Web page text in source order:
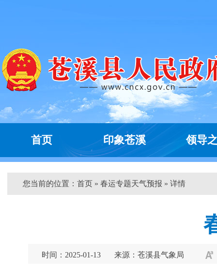
首页 印象苍溪 领导
您当前的位置： 首页 » 春运专题天气预报 » 详情
时间：2025-01-13 来源：苍溪县气象局